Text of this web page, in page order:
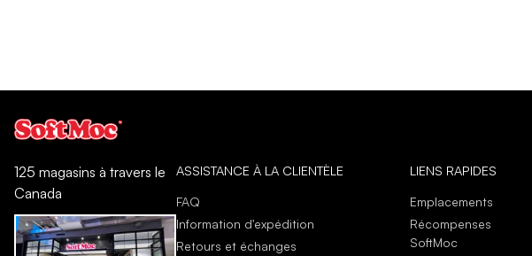
125 magasins à travers le
Canada
ASSISTANCE À LA CLIENTÈLE
FAQ
Information d'expédition
Retours et échanges
LIENS RAPIDES
Emplacements
Récompenses
SoftMoc